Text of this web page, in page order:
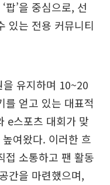
팝’을 중심으로, 선
있는 전용 커뮤니티
유지하며 10~20
를 얻고 있는 대표적
e스포츠 대회가 맞
여왔다. 이러한 흐
접 소통하고 팬 활동
간을 마련했으며,